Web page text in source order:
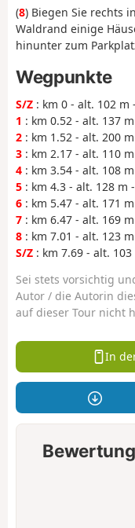
(8) Biegen Sie rechts
Waldrand einige
hinunter zum
Wegpunkte
S/Z : km 0 - alt. 102 m
1 : km 0.52 - alt. 137
2 : km 1.52 - alt. 200
3 : km 2.17 - alt. 110
4 : km 3.54 - alt. 108
5 : km 4.3 - alt. 128 m
6 : km 5.47 - alt. 171
7 : km 6.47 - alt. 169
8 : km 7.01 - alt. 123
S/Z : km 7.69 - alt.
Sei stets vorsichtig
Autor / die Autorin
auf dieser Tour nicht
In